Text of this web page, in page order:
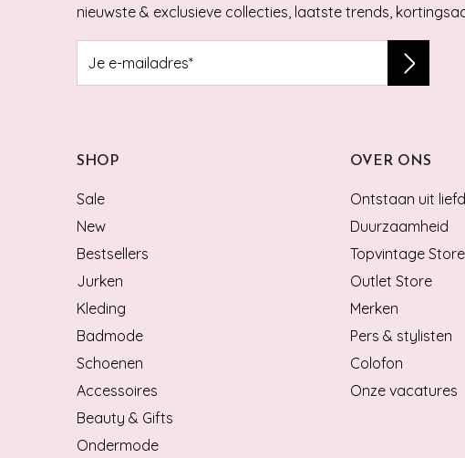
nieuwste & exclusieve collecties, laatste trends,
SHOP
Sale
New
Bestsellers
Jurken
Kleding
Badmode
Schoenen
Accessoires
Beauty & Gifts
Ondermode
OVER ONS
Ontstaan uit
Duurzaamheid
Topvintage Store
Outlet Store
Merken
Pers & stylisten
Colofon
Onze vacatures